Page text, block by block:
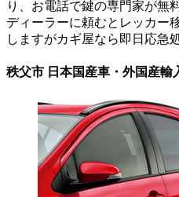
り、お電話で鍵の専門家が無
ディーラーに頼むとレッカー
しますがカギ屋なら即日応急
秩父市 日本国産車・外国産輸